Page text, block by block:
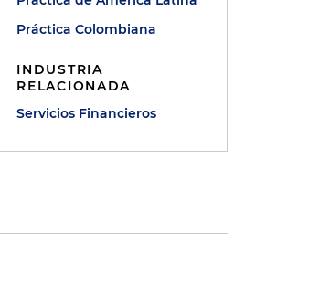
Práctica Colombiana
INDUSTRIA
RELACIONADA
Servicios Financieros